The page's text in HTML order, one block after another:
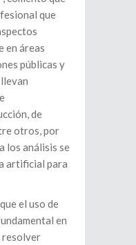
que
en áreas
públicas y
de
otros, por
los análisis se
artificial para
el uso de
en
resolver